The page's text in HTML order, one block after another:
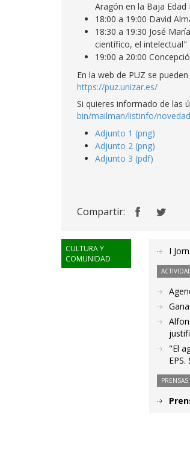
Aragón en la Baja Edad
18:00 a 19:00 David
18:30 a 19:30 José
científico, el intelectual"
19:00 a 20:00
En la web de PUZ se
https://puz.unizar.es/
Si quieres informado de las
bin/mailman/listinfo/
Adjunto 1 (png)
Adjunto 2 (png)
Adjunto 3 (pdf)
Compartir:
CULTURA Y
COMUNIDAD
I
"El